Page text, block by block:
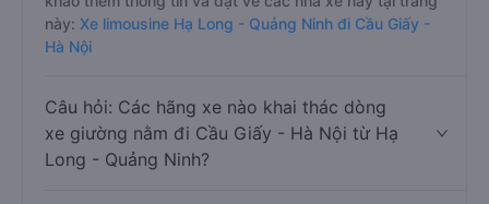
Ông Limousine, Hà Lan, Trung Thành Limousine, Tùng
Tuấn Limousine, Minh Châu Limousine, The New Way,
Anh Huy VIP, Anh Huy 92 Limousine, bạn có thể tham
này:Xe limousine Hạ Long - Quảng Ninh đi Cầu Giấy -
Hà Nội